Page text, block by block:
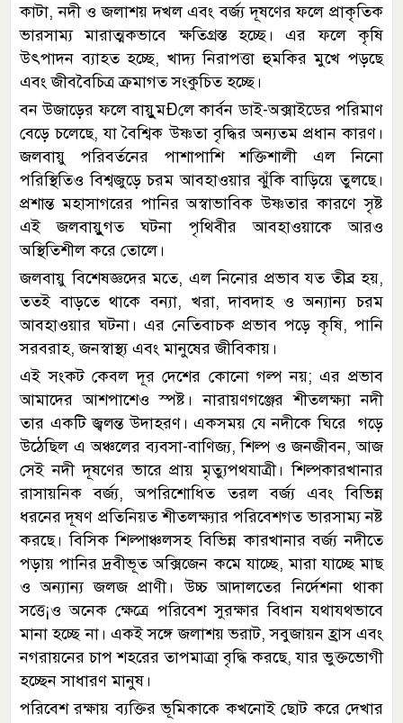
কাটা, নদী ও জলাশয় দখল এবং বর্জ্য দূষণের ফলে প্রাকৃতিক
ভারসাম্য মারাত্মকভাবে ক্ষতিগ্রস্ত হচ্ছে। এর ফলে কৃষি
উৎপাদন ব্যাহত হচ্ছে, খাদ্য নিরাপত্তা হুমকির মুখে পড়ছে
এবং জীববৈচিত্র ক্রমাগত সংকুচিত হচ্ছে।
বন উজাড়ের ফলে বায়ুুমÐলে কার্বন ডাই-অক্সাইডের পরিমাণ
বেড়ে চলেছে, যা বৈশ্বিক উষ্ণতা বৃদ্ধির অন্যতম প্রধান কারণ।
জলবায়ু পরিবর্তনের পাশাপাশি শক্তিশালী এল নিনো
পরিস্থিতিও বিশ্বজুড়ে চরম আবহাওয়ার ঝুঁকি বাড়িয়ে তুলছে।
প্রশান্ত মহাসাগরের পানির অস্বাভাবিক উষ্ণতার কারণে সৃষ্ট
এই জলবায়ুুগত ঘটনা পৃথিবীর আবহাওয়াকে আরও
অস্থিতিশীল করে তোলে।
জলবায়ু বিশেষজ্ঞদের মতে, এল নিনোর প্রভাব যত তীব্র হয়,
ততই বাড়তে থাকে বন্যা, খরা, দাবদাহ ও অন্যান্য চরম
আবহাওয়ার ঘটনা। এর নেতিবাচক প্রভাব পড়ে কৃষি, পানি
সরবরাহ, জনস্বাস্থ্য এবং মানুষের জীবিকায়।
এই সংকট কেবল দূর দেশের কোনো গল্প নয়; এর প্রভাব
আমাদের আশপাশেও স্পষ্ট। নারায়ণগঞ্জের শীতলক্ষ্যা নদী
তার একটি জ্বলন্ত উদাহরণ। একসময় যে নদীকে ঘিরে গড়ে
উঠেছিল এ অঞ্চলের ব্যবসা-বাণিজ্য, শিল্প ও জনজীবন, আজ
সেই নদী দূষণের ভারে প্রায় মৃত্যুপথযাত্রী। শিল্পকারখানার
রাসায়নিক বর্জ্য, অপরিশোধিত তরল বর্জ্য এবং বিভিন্ন
ধরনের দূষণ প্রতিনিয়ত শীতলক্ষ্যার পরিবেশগত ভারসাম্য নষ্ট
করছে। বিসিক শিল্পাঞ্চলসহ বিভিন্ন কারখানার বর্জ্য নদীতে
পড়ায় পানির দ্রবীভূত অক্সিজেন কমে যাচ্ছে, মারা যাচ্ছে মাছ
ও অন্যান্য জলজ প্রাণী। উচ্চ আদালতের নির্দেশনা থাকা
সত্তে¡ও অনেক ক্ষেত্রে পরিবেশ সুরক্ষার বিধান যথাযথভাবে
মানা হচ্ছে না। একই সঙ্গে জলাশয় ভরাট, সবুজায়ন হ্রাস এবং
নগরায়নের চাপ শহরের তাপমাত্রা বৃদ্ধি করছে, যার ভুক্তভোগী
হচ্ছেন সাধারণ মানুষ।
পরিবেশ রক্ষায় ব্যক্তির ভূমিকাকে কখনোই ছোট করে দেখার